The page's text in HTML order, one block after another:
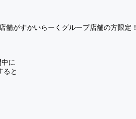
舗がすかいらーくグループ店舗の方限定！
に
ると